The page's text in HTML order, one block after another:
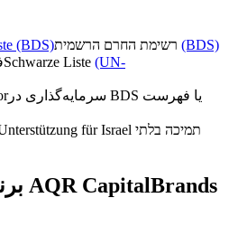
(BDS)
(BDS)
Schwarze Liste (UN-
سرمایه‌گذاری در BDS یا فهرست
für Israel תמיכה בלתי
برندها از AQR CapitalBrands